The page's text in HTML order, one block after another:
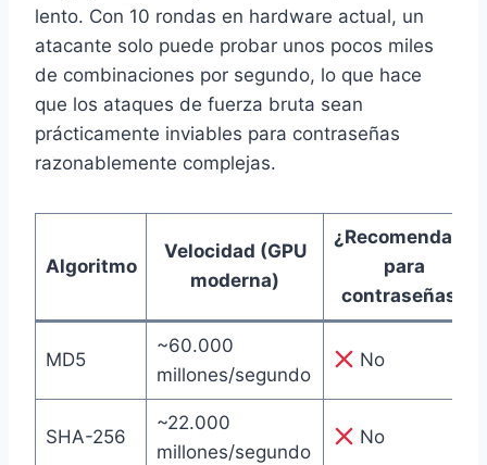
lento. Con 10 rondas en hardware actual, un
atacante solo puede probar unos pocos miles
de combinaciones por segundo, lo que hace
que los ataques de fuerza bruta sean
prácticamente inviables para contraseñas
razonablemente complejas.
Algoritmo
Velocidad (GPU
moderna)
¿Recomendado
para
contraseñas?
MD5
~60.000
millones/segundo
No
SHA-256
~22.000
millones/segundo
No